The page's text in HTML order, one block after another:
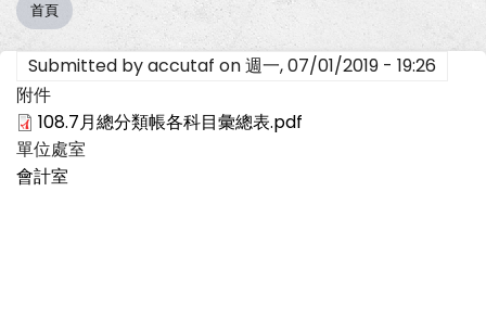
導
航
連
結
首頁
Submitted byaccutaf on週一, 07/01/2019 - 19:26
附件
108.7月總分類帳各科目彙總表.pdf
單位處室
會計室